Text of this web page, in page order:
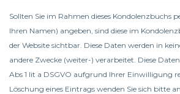
Sollten Sie im Rahmen dieses Kondolenzbuchs
Ihren Namen) angeben, sind diese im
der Website sichtbar. Diese Daten werden in
andere Zwecke (weiter-) verarbeitet. Diese
Abs 1 lit a DSGVO aufgrund Ihrer Einwilligung
Löschung eines Eintrags wenden Sie sich bitte